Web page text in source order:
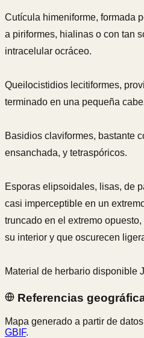
Cutícula himeniforme, formada
a piriformes, hialinas o con tan
intracelular ocráceo.
Queilocistidios lecitiformes,
terminado en una pequeña
Basidios claviformes, bastante
ensanchada, y tetraspóricos.
Esporas elipsoidales, lisas, de
casi imperceptible en un
truncado en el extremo
su interior y que oscurecen
Material de herbario disponible
Referencias
Mapa generado a partir de
GBIF.